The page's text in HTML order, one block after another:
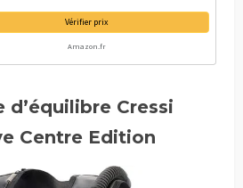
Vérifier prix
Amazon.fr
d’équilibre Cressi
Centre Edition